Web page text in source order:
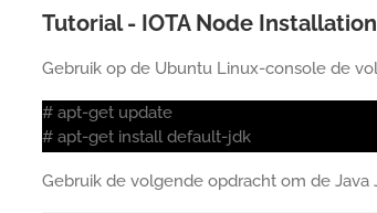
Tutorial - IOTA Node Installation
Gebruik op de Ubuntu Linux-console de
# apt-get update
# apt-get install default-jdk
Gebruik de volgende opdracht om de Java